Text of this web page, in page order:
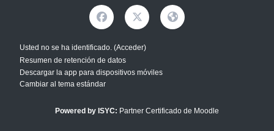
Usted no se ha identificado. (Acceder)
Resumen de retención de datos
Descargar la app para dispositivos móviles
Cambiar al tema estándar
Powered by ISYC: Partner Certificado de Moodle